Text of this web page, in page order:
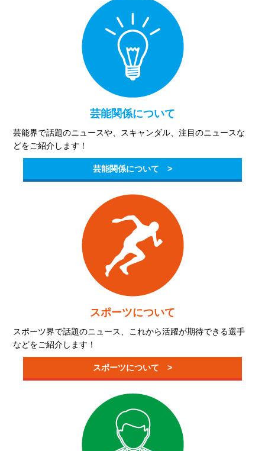
芸能関係について
芸能界で話題のニュースや、スキャンダル、注目のニュースな
どをご紹介します！
芸能関係について >
スポーツについて
スポーツ界で話題のニュース、これから活躍が期待できる選手
などをご紹介します！
スポーツについて >